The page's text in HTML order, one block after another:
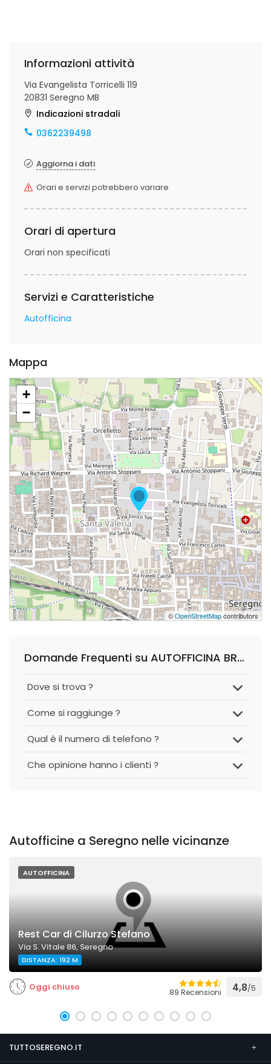
Informazioni attività
Via Evangelista Torricelli 119
20831 Seregno MB
Indicazioni stradali
0362239498
Aggiorna i dati
Orari e servizi potrebbero variare
Orari di apertura
Orari non specificati
Servizi e Caratteristiche
Autofficina
Mappa
+
−
©OpenStreetMapcontributors
Domande Frequenti su AUTOFFICINA BRAM di CANDIANI LUCA e C. S.n.c.
Dove si trova ?
Come si raggiunge ?
Qual è il numero di telefono ?
Che opinione hanno i clienti ?
Autofficine a Seregno nelle vicinanze
AUTOFFICINA
Rest Car di Cilurzo Stefano
Via S. Vitale 86, Seregno
DISTANZA: 192 M
Oggi chiuso 89 Recensioni 4,8/5
TUTTOSEREGNO.IT